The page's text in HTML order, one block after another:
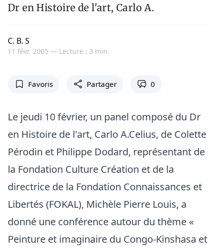
Dr en Histoire de l'art, Carlo A.
C. B. S
11 févr. 2005 — Lecture : 3 min.
Favoris Partager 0
Le jeudi 10 février, un panel composé du Dr
en Histoire de l'art, Carlo A.Celius, de Colette
Pérodin et Philippe Dodard, représentant de
la Fondation Culture Création et de la
directrice de la Fondation Connaissances et
Libertés (FOKAL), Michèle Pierre Louis, a
donné une conférence autour du thème «
Peinture et imaginaire du Congo-Kinshasa et